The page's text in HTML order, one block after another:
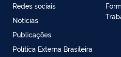
Redes sociais
Notícias
Publicações
Política Externa Brasileira